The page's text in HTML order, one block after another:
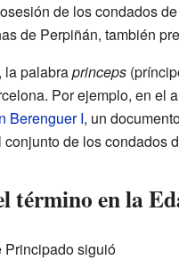
de los condados
de Perpiñán, también
la palabraprinceps
Por ejemplo, en el
Berenguer I, un
de los condados
término en la
Principado siguió